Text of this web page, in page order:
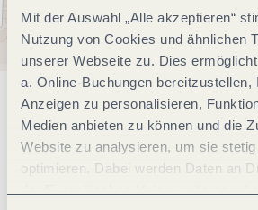
Mit der Auswahl „Alle akzeptieren“
Nutzung von Cookies und ähnlichen
unserer Webseite zu. Dies
a. Online-Buchungen bereitzustellen,
Anzeigen zu personalisieren,
Medien anbieten zu können und die
Website zu analysieren, um sie
optimieren. Dabei werden Daten an
Allgemeine